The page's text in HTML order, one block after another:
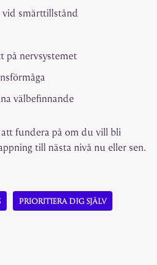
smärttillstånd
på nervsystemet
välbefinnande
fundera på om du vill bli
till nästa nivå nu eller sen.
PRIORITIERA DIG SJÄLV